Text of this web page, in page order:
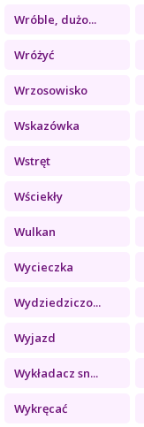
Wróble, dużo...
Wróżyć
Wrzosowisko
Wskazówka
Wstręt
Wściekły
Wulkan
Wycieczka
Wydziedziczo...
Wyjazd
Wykładacz sn...
Wykręcać